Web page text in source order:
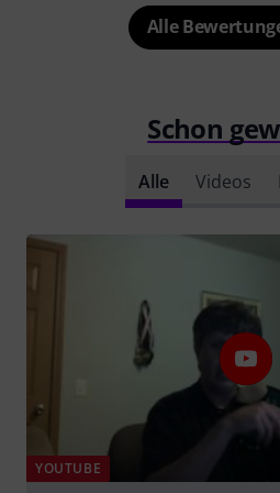
Alle
Schon
Alle Videos
YOUTUBE